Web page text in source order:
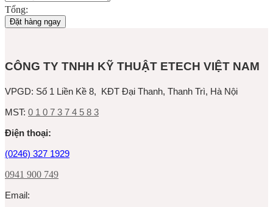
Tổng:
Đặt hàng ngay
CÔNG TY TNHH KỸ THUẬT ETECH VIỆT NAM
VPGD: Số 1 Liền Kề 8, KĐT Đại Thanh, Thanh Trì, Hà Nội
MST: 0 1 0 7 3 7 4 5 8 3
Ðiện thoại:
(0246) 327 1929
0941 900 749
Email: